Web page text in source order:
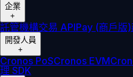
企業
+
託管機構交易 APIPay (商戶版)
開發人員
+
Cronos PoSCronos EVM
理 SDK